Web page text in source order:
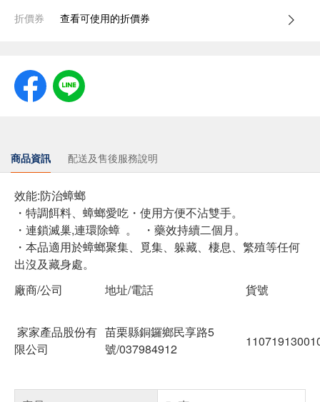
折價券 查看可使用的折價券
商品資訊 配送及售後服務說明
效能:防治蟑螂
・特調餌料、蟑螂愛吃・使用方便不沾雙手。
・連鎖滅巢,連環除蟑 。 ・藥效持續二個月。
・本品適用於蟑螂聚集、覓集、躲藏、棲息、繁殖等任何
出沒及藏身處。
廠商/公司
地址/電話 貨號
家家產品股份有
限公司
苗栗縣銅鑼鄉民享路5
號/037984912